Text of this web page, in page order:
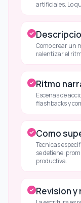
artificiales. Lo
Como crear un
ralentizar el
Ritmo
Escenas de
flashbacks y
Como
Tecnicas
se detiene:
productiva.
Revision